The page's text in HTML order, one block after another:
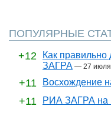
ПОПУЛЯРНЫЕ
+12
Как
ЗАГРА — 27
+11 Восхождение
+11 РИА ЗАГРА на